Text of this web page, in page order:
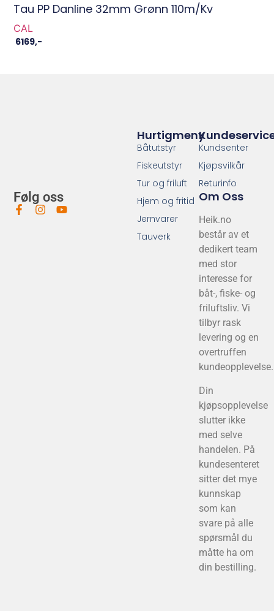
Tau PP Danline 32mm Grønn 110m/kv
CAL
6169,-
Følg oss
Kundsenter
Kjøpsvilkår
Returinfo
Om Oss
Heik.no
består av et
dedikert team
med stor
interesse for
båt-, fiske- og
friluftsliv. Vi
tilbyr rask
levering og en
overtruffen
kundeopplevelse.
Din
kjøpsopplevelse
slutter ikke
med selve
handelen. På
kundesenteret
sitter det mye
kunnskap
som kan
svare på alle
spørsmål du
måtte ha om
din bestilling.
Hurtigmeny
Båtutstyr
Fiskeutstyr
Tur og friluft
Hjem og fritid
Jernvarer
Tauverk